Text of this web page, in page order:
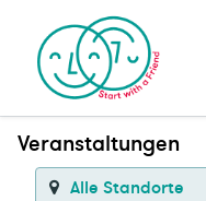
Veranstaltungen
Alle Standorte